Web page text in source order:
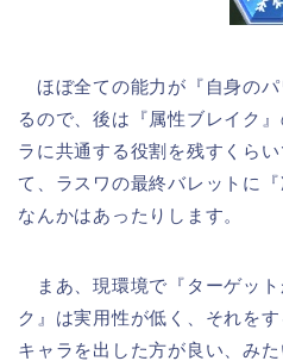
ほぼ全ての能力が『自身の
るので、後は『属性ブレイク
ラに共通する役割を残すくら
て、ラスワの最終バレットに
なんかはあったりします。
まあ、現環境で『ターゲット
ク』は実用性が低く、それを
キャラを出した方が良い、み